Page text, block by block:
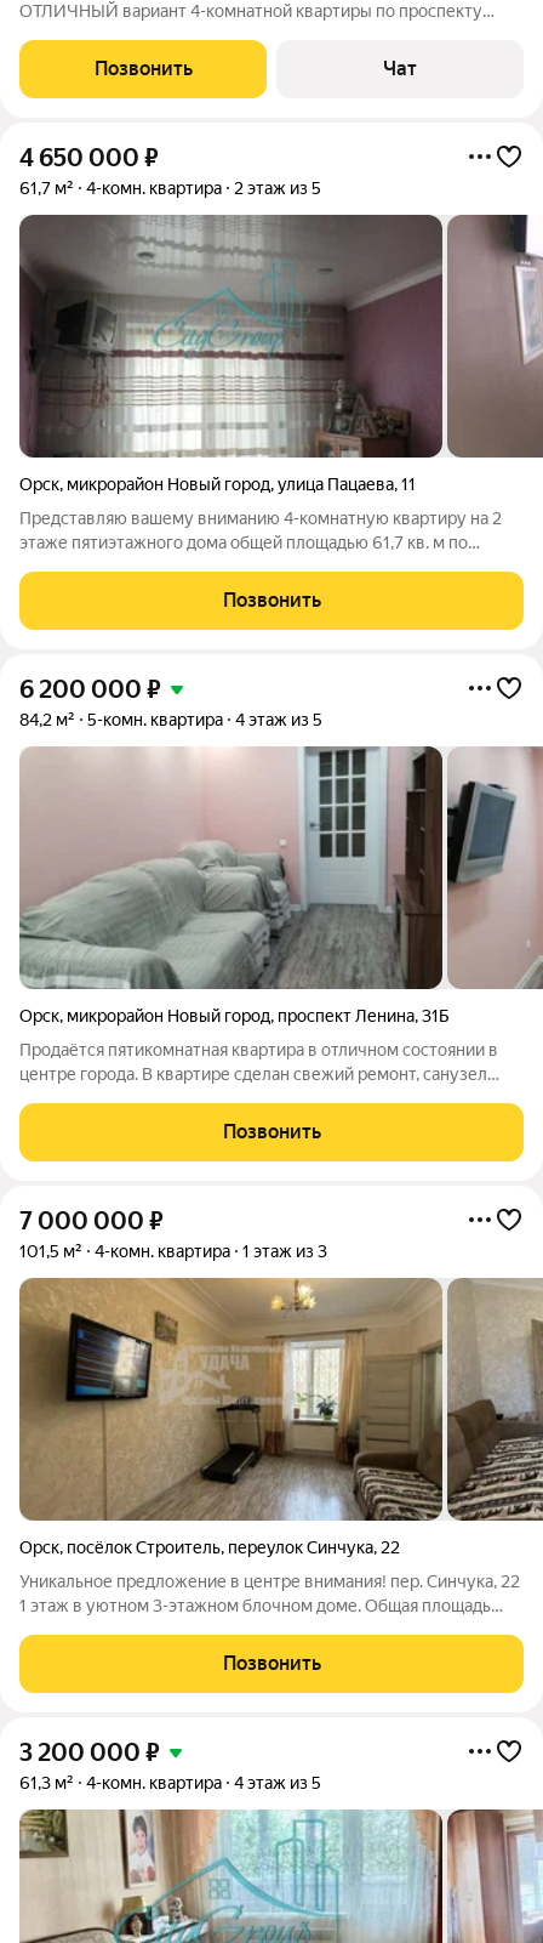
ОТЛИЧНЫЙ вариант 4-комнатной квартиры по проспекту
- 79.4 кв.м, окна пластиковые, ВСЕ КОМНАТЫ РАЗДЕЛЬНЫЕ,
БОЛЬШАЯ КУХНЯ - 11 кв.м, коридор - 10
Позвонить Чат
4 650 000 ₽
61,7 м² 4-комн. квартира 2 этаж из 5
Орск, микрорайон Новый город,улица Пацаева,11
Представляю вашему вниманию 4-комнатную квартиру на 2
этаже пятиэтажного дома общей площадью 61,7 кв. м по
возможность каждому члену семьи заниматься своим делом,
не мешая другим; подойдет для
Позвонить
6 200 000 ₽
84,2 м² 5-комн. квартира 4 этаж из 5
Орск, микрорайон Новый город, проспект Ленина,31Б
Продаётся пятикомнатная квартира в отличном состоянии в
центре города. В квартире сделан свежий ремонт, санузел
Находится в районе с развитой инфраструктурой (магазины,
школы, сады, остановки
Позвонить
7 000 000 ₽
101,5 м² 4-комн. квартира 1 этаж из 3
Орск, посёлок Строитель, переулок Синчука, 22
Уникальное предложение в центре внимания! пер. Синчука, 22
1 этаж в уютном 3-этажном блочном доме. Общая площадь
комната полностью изолирована. Ремонт премиум-класса Вас
встретит свежий
Позвонить
3 200 000 ₽
61,3 м² 4-комн. квартира 4 этаж из 5